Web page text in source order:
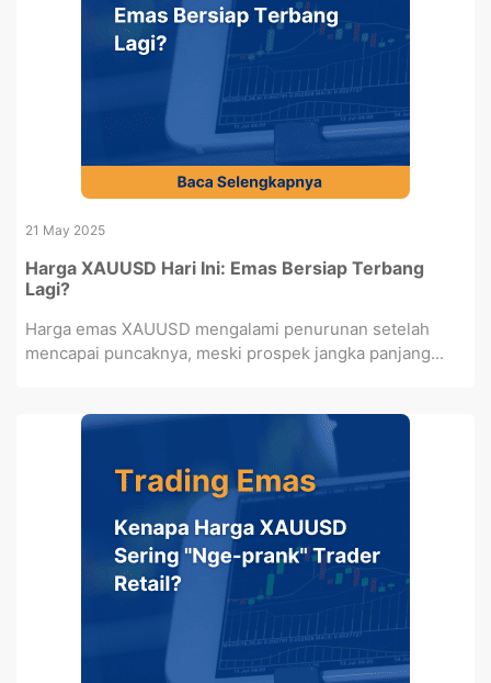
21 May 2025
Harga XAUUSD Hari Ini: Emas Bersiap Terbang
Lagi?
Harga emas XAUUSD mengalami penurunan setelah
mencapai puncaknya, meski prospek jangka panjang...